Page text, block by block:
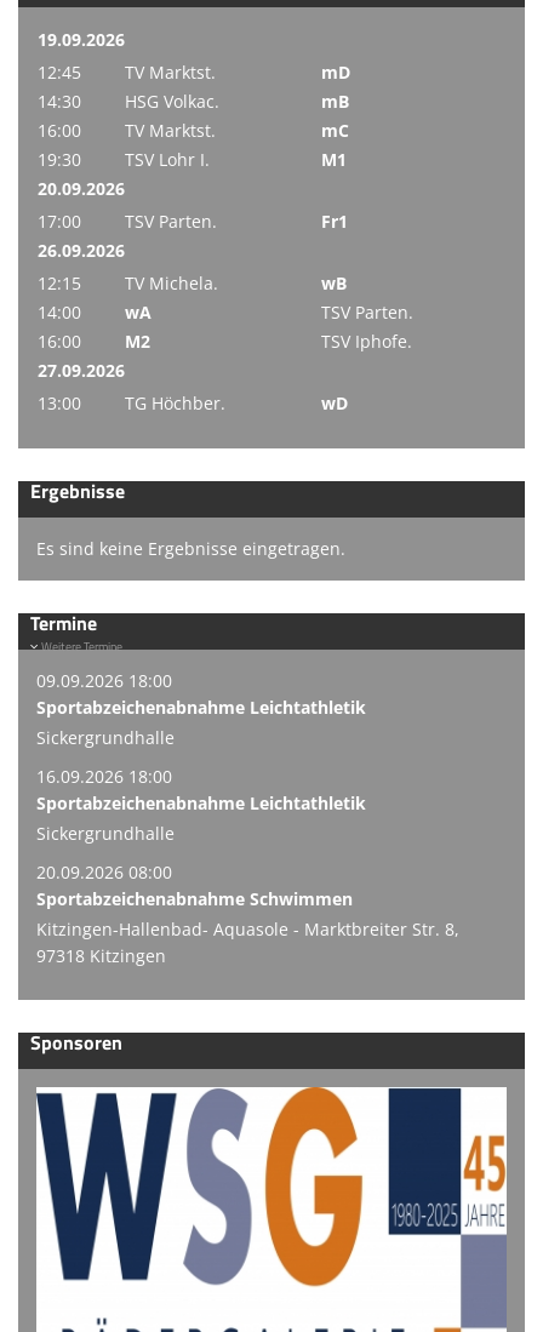
19.09.2026
12:45
TV Marktst.
mD
14:30
HSG Volkac.
mB
16:00
TV Marktst.
mC
19:30
TSV Lohr I.
M1
20.09.2026
17:00
TSV Parten.
Fr1
26.09.2026
12:15
TV Michela.
wB
14:00
wA
TSV Parten.
16:00
M2
TSV Iphofe.
27.09.2026
13:00
TG Höchber. wD
Ergebnisse
Es sind keine Ergebnisse eingetragen.
Termine
Weitere Termine
09.09.2026 18:00
Sportabzeichenabnahme Leichtathletik
Sickergrundhalle
16.09.2026 18:00
Sportabzeichenabnahme Leichtathletik
Sickergrundhalle
20.09.2026 08:00
Sportabzeichenabnahme Schwimmen
Kitzingen-Hallenbad- Aquasole - Marktbreiter Str. 8,
97318 Kitzingen
Sponsoren